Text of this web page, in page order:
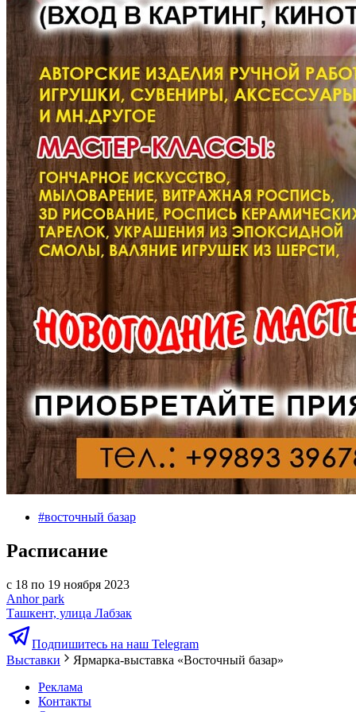
#восточный базар
Расписание
с 18 по 19 ноября 2023
Anhor park
Ташкент, улица Лабзак
Подпишитесь на наш Telegram
Выставки
Ярмарка-выставка «Восточный базар»
Реклама
Контакты